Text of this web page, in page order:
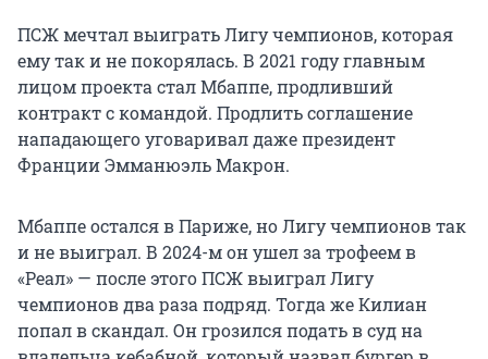
ПСЖ мечтал выиграть Лигу чемпионов, которая
ему так и не покорялась. В 2021 году главным
лицом проекта стал Мбаппе, продливший
контракт с командой. Продлить соглашение
нападающего уговаривал даже президент
Франции Эмманюэль Макрон.
Мбаппе остался в Париже, но Лигу чемпионов так
и не выиграл. В 2024-м он ушел за трофеем в
«Реал» — после этого ПСЖ выиграл Лигу
чемпионов два раза подряд. Тогда же Килиан
попал в скандал. Он грозился подать в суд на